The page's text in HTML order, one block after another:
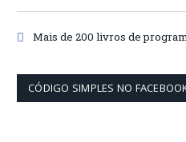
Mais de 200 livros de
CÓDIGO SIMPLES NO